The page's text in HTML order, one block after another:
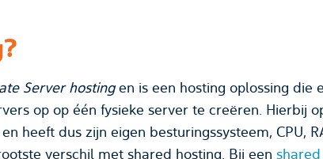
Server hostingen is een hosting oplossing die een
fysieke server te creëren. Hierbij opereert iedere virtuele
zijn eigen besturingssysteem, CPU, RAM, schijfruimte en
verschil met shared hosting. Bij een